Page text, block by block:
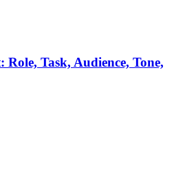
Task, Audience, Tone,